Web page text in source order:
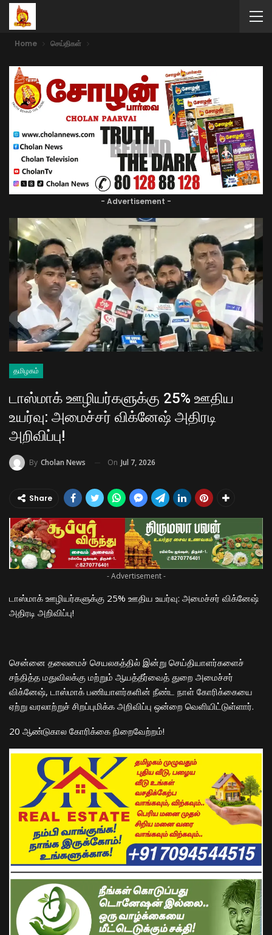
Home செய்திகள்
- Advertisement -
தமிழகம்
டாஸ்மாக் ஊழியர்களுக்கு 25% ஊதிய
உயர்வு: அமைச்சர் விக்னேஷ் அதிரடி
அறிவிப்பு!
By Cholan News On Jul 7, 2026
Share
- Advertisement -
டாஸ்மாக் ஊழியர்களுக்கு 25% ஊதிய உயர்வு: அமைச்சர் விக்னேஷ்
அதிரடி அறிவிப்பு!
​சென்னை தலைமைச் செயலகத்தில் இன்று செய்தியாளர்களைச்
சந்தித்த மதுவிலக்கு மற்றும் ஆயத்தீர்வைத் துறை அமைச்சர்
விக்னேஷ், டாஸ்மாக் பணியாளர்களின் நீண்ட நாள் கோரிக்கையை
ஏற்று வரலாற்றுச் சிறப்புமிக்க அறிவிப்பு ஒன்றை வெளியிட்டுள்ளார்.
​20 ஆண்டுகால கோரிக்கை நிறைவேற்றம்!